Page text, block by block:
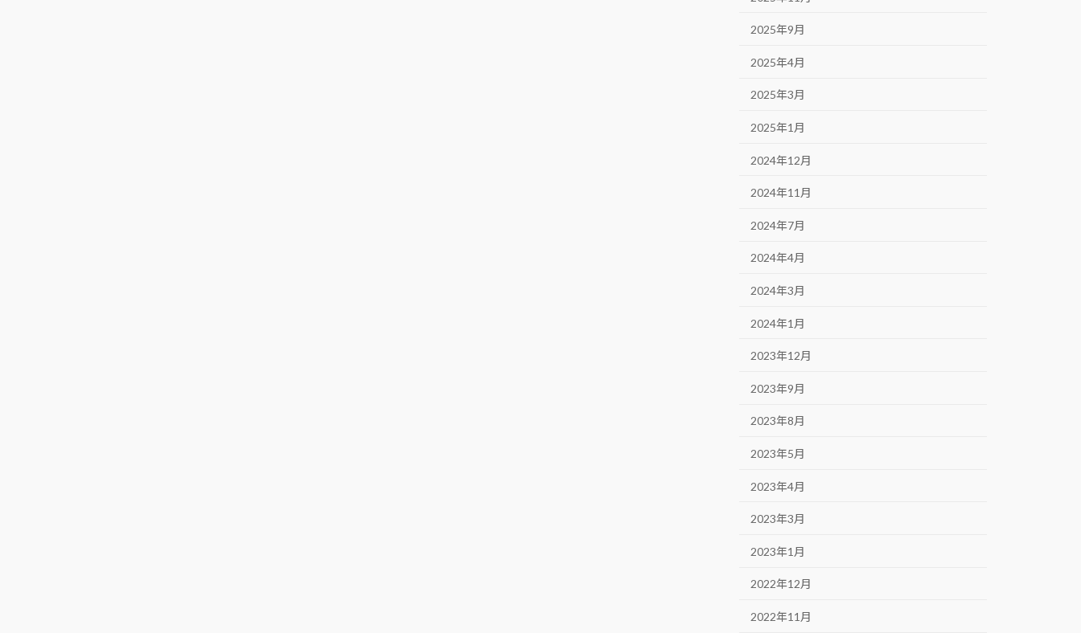
2025年9月
2025年4月
2025年3月
2025年1月
2024年12月
2024年11月
2024年7月
2024年4月
2024年3月
2024年1月
2023年12月
2023年9月
2023年8月
2023年5月
2023年4月
2023年3月
2023年1月
2022年12月
2022年11月